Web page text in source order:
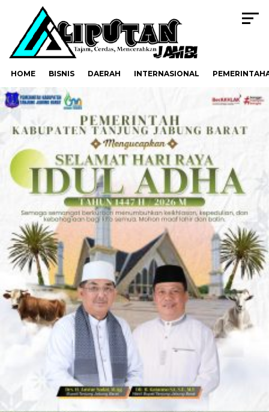
HOME BISNIS DAERAH INTERNASIONAL